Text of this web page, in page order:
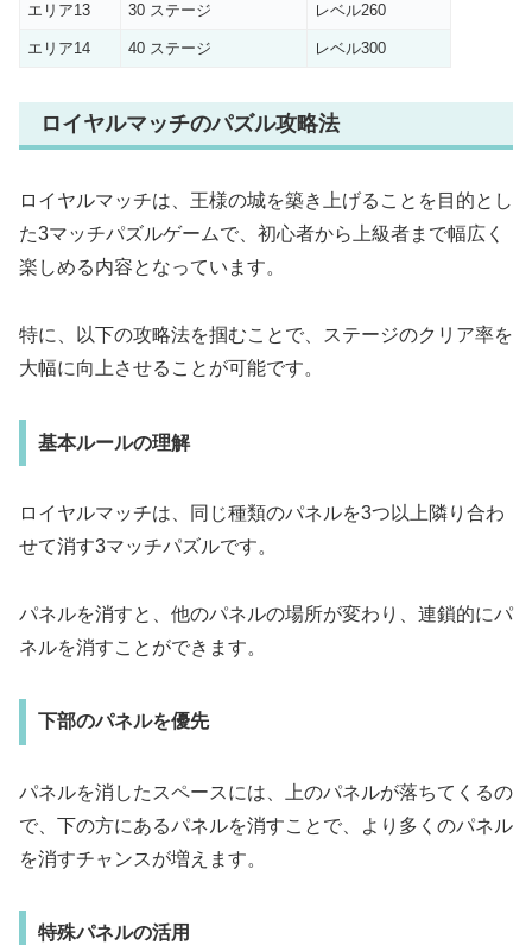
エリア13 30 ステージ レベル260
エリア14 40 ステージ レベル300
ロイヤルマッチのパズル攻略法
ロイヤルマッチは、王様の城を築き上げることを目的とし
た3マッチパズルゲームで、初心者から上級者まで幅広く
楽しめる内容となっています。
特に、以下の攻略法を掴むことで、ステージのクリア率を
大幅に向上させることが可能です。
基本ルールの理解
ロイヤルマッチは、同じ種類のパネルを3つ以上隣り合わ
せて消す3マッチパズルです。
パネルを消すと、他のパネルの場所が変わり、連鎖的にパ
ネルを消すことができます。
下部のパネルを優先
パネルを消したスペースには、上のパネルが落ちてくるの
で、下の方にあるパネルを消すことで、より多くのパネル
を消すチャンスが増えます。
特殊パネルの活用